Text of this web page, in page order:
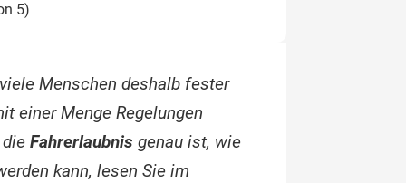
5)
Menschen deshalb fester
einer Menge Regelungen
Fahrerlaubnis genau ist, wie
kann, lesen Sie im